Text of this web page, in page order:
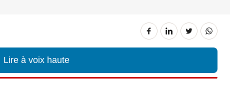
Lire à voix haute